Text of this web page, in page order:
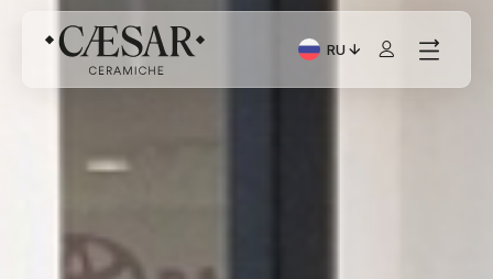
RU
Текущий язык: Italiano